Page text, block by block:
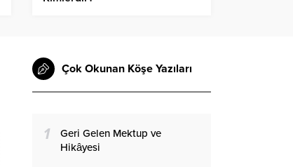
Çok Okunan Köşe Yazıları
1
Geri Gelen Mektup ve
Hikâyesi